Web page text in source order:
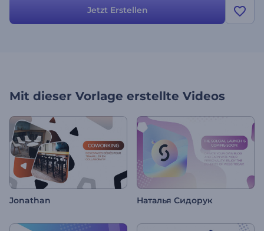
Medien und vieles mehr. Keine Sorge wegen der Zeit. Es dauert nur
ein paar Minuten, um ein professionelles Video zu erstellen! Stellen
Jetzt Erstellen
Mit dieser Vorlage erstellte Videos
Jonathan Наталья Сидорук